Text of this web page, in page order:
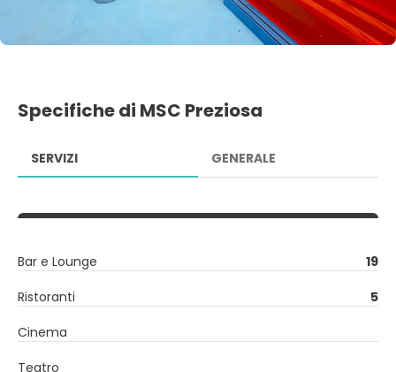
Specifiche di MSC Preziosa
SERVIZI GENERALE
Bar e Lounge
19
Ristoranti
5
Cinema
Teatro